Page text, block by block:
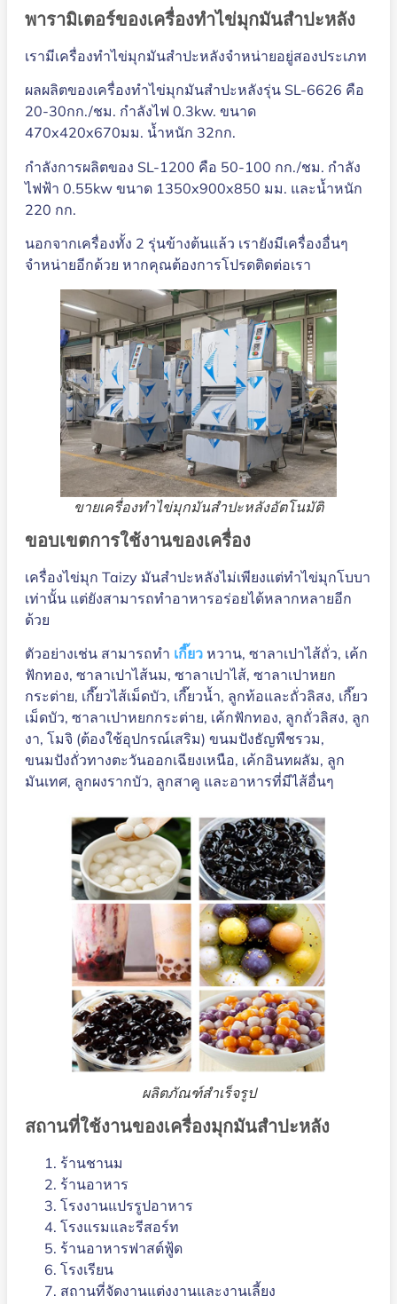
พารามิเตอร์ของเครื่องทำไข่มุกมันสำปะหลัง
เรามีเครื่องทำไข่มุกมันสำปะหลังจำหน่ายอยู่สองประเภท
ผลผลิตของเครื่องทำไข่มุกมันสำปะหลังรุ่น SL-6626 คือ
20-30กก./ชม. กำลังไฟ 0.3kw. ขนาด
470x420x670มม. น้ำหนัก 32กก.
กำลังการผลิตของ SL-1200 คือ 50-100 กก./ชม. กำลัง
ไฟฟ้า 0.55kw ขนาด 1350x900x850 มม. และน้ำหนัก
220 กก.
นอกจากเครื่องทั้ง 2 รุ่นข้างต้นแล้ว เรายังมีเครื่องอื่นๆ
จำหน่ายอีกด้วย หากคุณต้องการโปรดติดต่อเรา
ขายเครื่องทำไข่มุกมันสำปะหลังอัตโนมัติ
ขอบเขตการใช้งานของเครื่อง
เครื่องไข่มุก Taizy มันสำปะหลังไม่เพียงแต่ทำไข่มุกโบบา
เท่านั้น แต่ยังสามารถทำอาหารอร่อยได้หลากหลายอีก
ด้วย
ตัวอย่างเช่น สามารถทำ เกี๊ยว หวาน, ซาลาเปาไส้ถั่ว, เค้ก
ฟักทอง, ซาลาเปาไส้นม, ซาลาเปาไส้, ซาลาเปาหยก
กระต่าย, เกี๊ยวไส้เม็ดบัว, เกี๊ยวน้ำ, ลูกท้อและถั่วลิสง, เกี๊ยว
เม็ดบัว, ซาลาเปาหยกกระต่าย, เค้กฟักทอง, ลูกถั่วลิสง, ลูก
งา, โมจิ (ต้องใช้อุปกรณ์เสริม) ขนมปังธัญพืชรวม,
ขนมปังถั่วทางตะวันออกเฉียงเหนือ, เค้กอินทผลัม, ลูก
มันเทศ, ลูกผงรากบัว, ลูกสาคู และอาหารที่มีไส้อื่นๆ
ผลิตภัณฑ์สำเร็จรูป
สถานที่ใช้งานของเครื่องมุกมันสำปะหลัง
ร้านชานม
ร้านอาหาร
โรงงานแปรรูปอาหาร
โรงแรมและรีสอร์ท
ร้านอาหารฟาสต์ฟู้ด
โรงเรียน
สถานที่จัดงานแต่งงานและงานเลี้ยง